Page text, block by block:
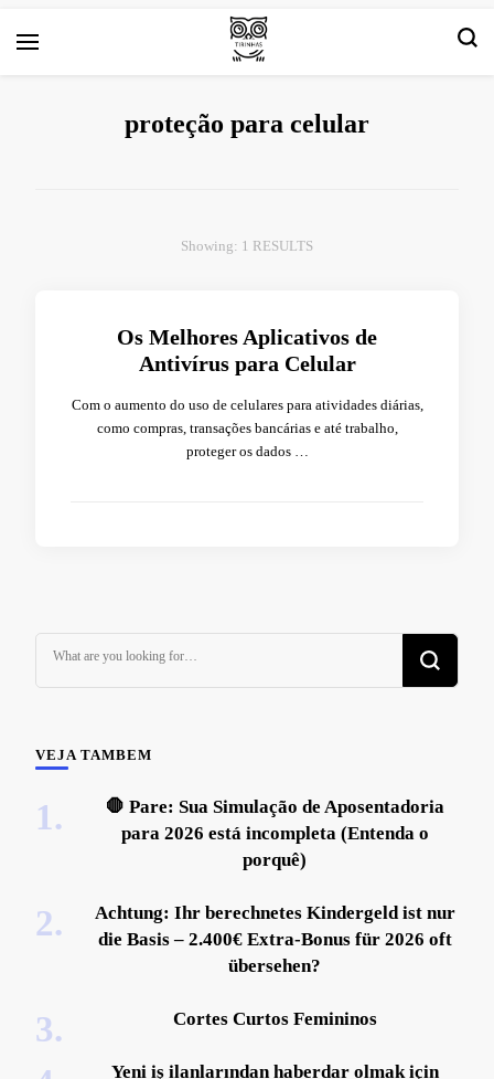
Tirinha.com
proteção para celular
Showing: 1 RESULTS
Os Melhores Aplicativos de
Antivírus para Celular
Com o aumento do uso de celulares para atividades diárias,
como compras, transações bancárias e até trabalho,
proteger os dados …
VEJA TAMBEM
🛑 Pare: Sua Simulação de Aposentadoria
para 2026 está incompleta (Entenda o
porquê)
Achtung: Ihr berechnetes Kindergeld ist nur
die Basis – 2.400€ Extra-Bonus für 2026 oft
übersehen?
Cortes Curtos Femininos
Yeni iş ilanlarından haberdar olmak için